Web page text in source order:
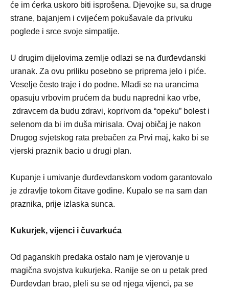
će im ćerka uskoro biti isprošena. Djevojke su, sa druge
strane, bajanjem i cvijećem pokušavale da privuku
poglede i srce svoje simpatije.
U drugim dijelovima zemlje odlazi se na đurđevdanski
uranak. Za ovu priliku posebno se priprema jelo i piće.
Veselje često traje i do podne. Mladi se na urancima
opasuju vrbovim prućem da budu napredni kao vrbe,
zdravcem da budu zdravi, koprivom da “opeku” bolest i
selenom da bi im duša mirisala. Ovaj običaj je nakon
Drugog svjetskog rata prebačen za Prvi maj, kako bi se
vjerski praznik bacio u drugi plan.
Kupanje i umivanje đurđevdanskom vodom garantovalo
je zdravlje tokom čitave godine. Kupalo se na sam dan
praznika, prije izlaska sunca.
Kukurjek, vijenci i čuvarkuća
Od paganskih predaka ostalo nam je vjerovanje u
magična svojstva kukurjeka. Ranije se on u petak pred
Đurđevdan brao, pleli su se od njega vijenci, pa se